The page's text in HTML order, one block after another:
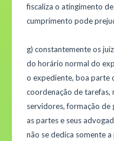
fiscaliza o atingimento
cumprimento pode
g) constantemente os
do horário normal do
o expediente, boa parte
coordenação de
servidores, formação de
as partes e seus
não se dedica somente